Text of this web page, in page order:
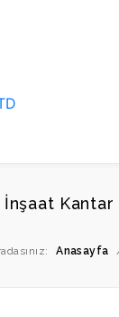
İnşaat Kantar
Anasayfa